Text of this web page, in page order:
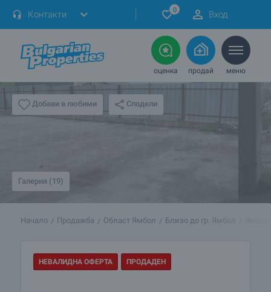
Контакти 0 Вход
оценка продай меню
Добави в любими Сподели
Галерия (19)
Начало Продажба Област Ямбол Близо до гр. Ямбол
НЕВАЛИДНА ОФЕРТА ПРОДАДЕН